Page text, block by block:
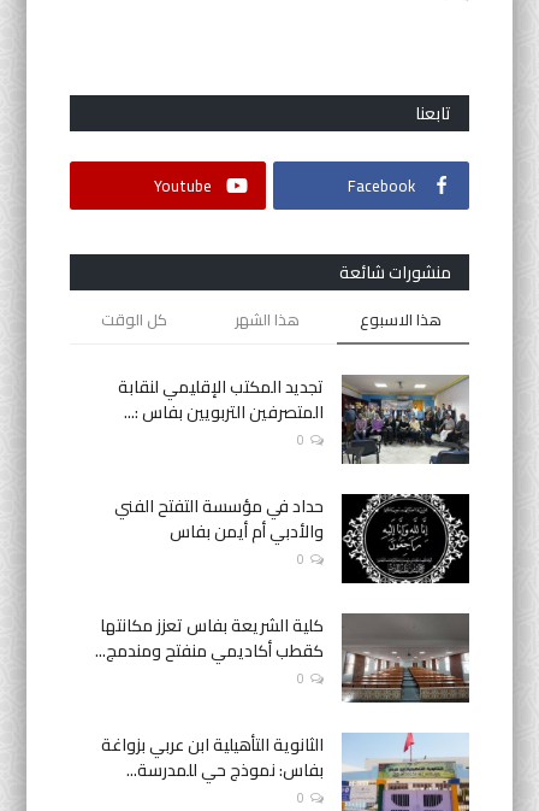
English
Français العربية
تابعنا
Facebook
Youtube
منشورات شائعة
هذا الاسبوع هذا الشهر كل الوقت
تجديد المكتب الإقليمي لنقابة
المتصرفين التربويين بفاس :...
0
حداد في مؤسسة التفتح الفني
والأدبي أم أيمن بفاس
0
كلية الشريعة بفاس تعزز مكانتها
كقطب أكاديمي منفتح ومندمج...
0
الثانوية التأهيلية ابن عربي بزواغة
بفاس: نموذج حي للمدرسة...
0